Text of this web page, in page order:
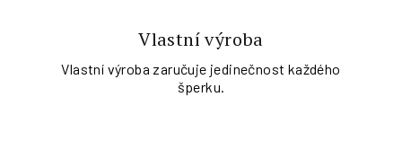
Vlastní výroba
Vlastní výroba zaručuje jedinečnost každého
šperku.